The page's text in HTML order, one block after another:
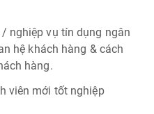
nghiệp vụ tín dụng ngân
hệ khách hàng & cách
hàng.
viên mới tốt nghiệp